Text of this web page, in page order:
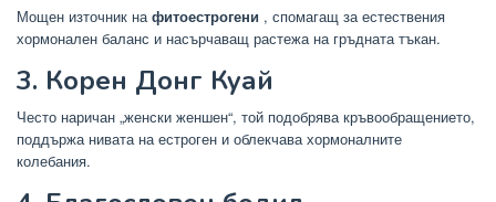
Мощен източник нафитоестрогени , спомагащ за естествения
хормонален баланс и насърчаващ растежа на гръдната тъкан.
3. Корен Донг Куай
Често наричан „женски женшен“, той подобрява кръвообращението,
поддържа нивата на естроген и облекчава хормоналните
колебания.